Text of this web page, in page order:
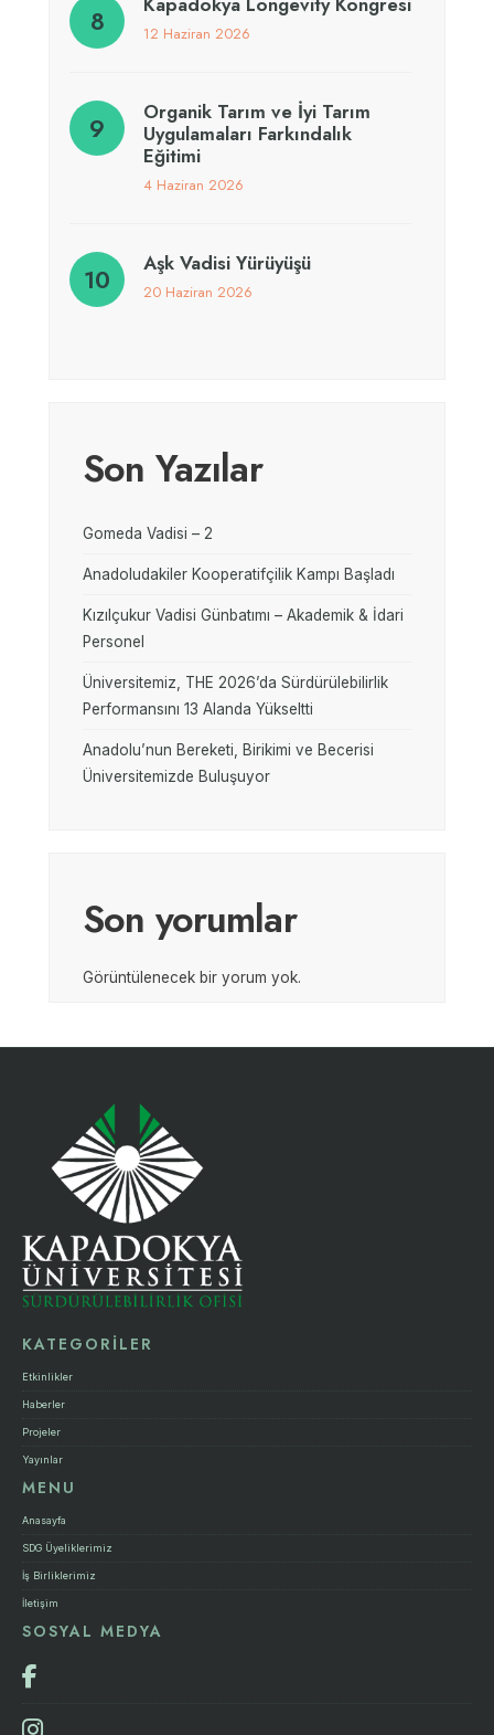
12 Haziran 2026
Organik Tarım ve İyi Tarım
Uygulamaları Farkındalık
Eğitimi
4 Haziran 2026
Aşk Vadisi Yürüyüşü
20 Haziran 2026
Son Yazılar
Gomeda Vadisi – 2
Anadoludakiler Kooperatifçilik Kampı Başladı
Kızılçukur Vadisi Günbatımı – Akademik & İdari
Personel
Üniversitemiz, THE 2026’da Sürdürülebilirlik
Performansını 13 Alanda Yükseltti
Anadolu’nun Bereketi, Birikimi ve Becerisi
Üniversitemizde Buluşuyor
Son yorumlar
Görüntülenecek bir yorum yok.
KATEGORİLER
Etkinlikler
Haberler
Projeler
Yayınlar
MENU
Anasayfa
SDG Üyeliklerimiz
İş Birliklerimiz
İletişim
SOSYAL MEDYA